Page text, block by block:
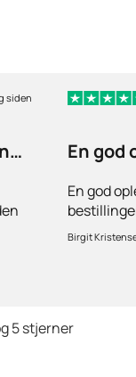
siden
En god
En god
stille
behov
Birgit
5 stjerner